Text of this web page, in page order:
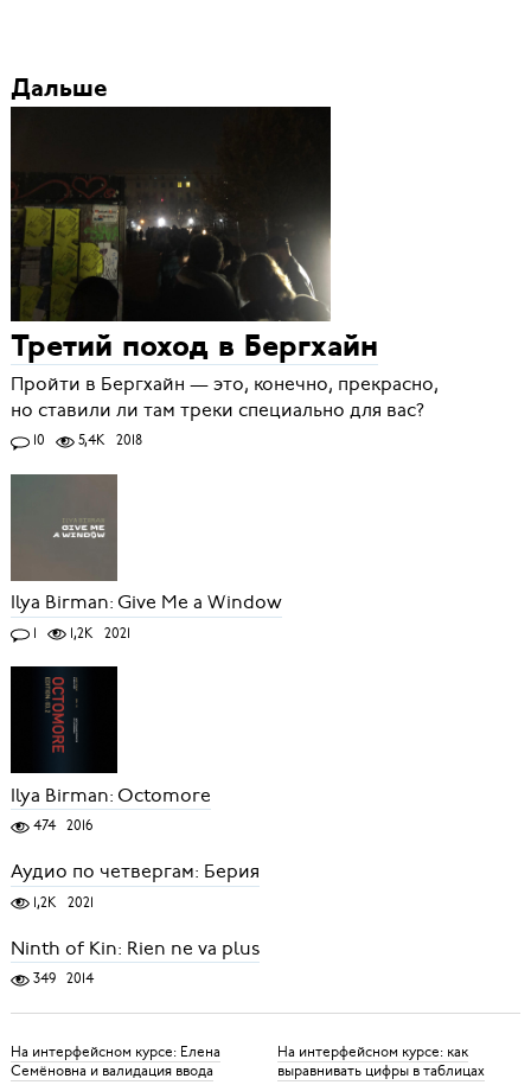
Дальше
Третий поход в Бергхайн
Пройти в Бергхайн — это, конечно, прекрасно,
но ставили ли там треки специально для вас?
10 5,4K 2018
Ilya Birman: Give Me a Window
1 1,2K 2021
Ilya Birman: Octomore
474 2016
Аудио по четвергам: Берия
1,2K 2021
Ninth of Kin: Rien ne va plus
349 2014
На интерфейсном курсе: Елена
Семёновна и валидация ввода
На интерфейсном курсе: как
выравнивать цифры в таблицах